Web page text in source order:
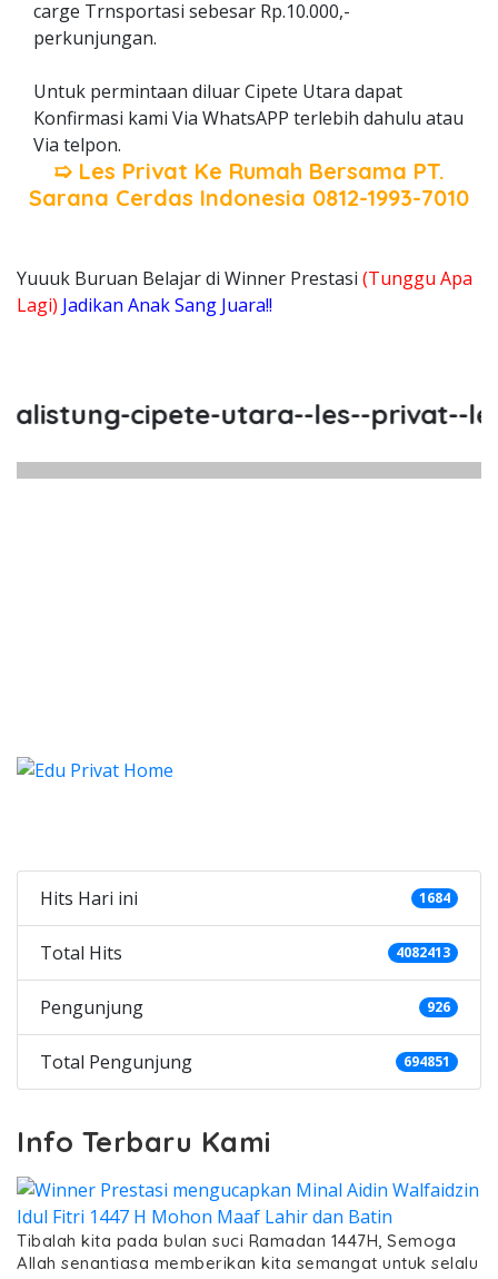
carge Trnsportasi sebesar Rp.10.000,-
perkunjungan.
Untuk permintaan diluar Cipete Utara dapat
Konfirmasi kami Via WhatsAPP terlebih dahulu atau
Via telpon.
➯ Les Privat Ke Rumah Bersama PT.
Sarana Cerdas Indonesia 0812-1993-7010
Yuuuk Buruan Belajar di Winner Prestasi (Tunggu Apa
Lagi) Jadikan Anak Sang Juara!!
cipete-utara--les--privat--les-
Hits Hari ini 1684
Total Hits 4082413
Pengunjung 926
Total Pengunjung 694851
Info Terbaru Kami
Tibalah kita pada bulan suci Ramadan 1447H, Semoga
Allah senantiasa memberikan kita semangat untuk selalu